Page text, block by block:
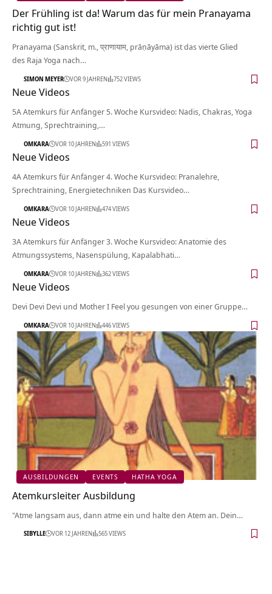
Der Frühling ist da! Warum das für mein Pranayama
richtig gut ist!
Pranayama (Sanskrit, m., प्राणायाम, prāṇāyāma) ist das vierte Glied
des Raja Yoga nach…
SIMON MEYER VOR 9 JAHREN 752 VIEWS
Neue Videos
5A Atemkurs für Anfänger 5. Woche Kursvideo: Nadis, Chakras, Yoga
Atmung, Sprechtraining,…
OMKARA VOR 10 JAHREN 591 VIEWS
Neue Videos
4A Atemkurs für Anfänger 4. Woche Kursvideo: Pranalehre,
Sprechtraining, Energietechniken Das Kursvideo…
OMKARA VOR 10 JAHREN 474 VIEWS
Neue Videos
3A Atemkurs für Anfänger 3. Woche Kursvideo: Anatomie des
Atmungssystems, Nasenspülung, Kapalabhati…
OMKARA VOR 10 JAHREN 362 VIEWS
Neue Videos
Devi Devi Devi und Mother I Feel you gesungen von einer Gruppe…
OMKARA VOR 10 JAHREN 446 VIEWS
AUSBILDUNGEN EVENTS HATHA YOGA
Atemkursleiter Ausbildung
"Atme langsam aus, dann atme ein und halte den Atem an. Dein…
SIBYLLE VOR 12 JAHREN 565 VIEWS